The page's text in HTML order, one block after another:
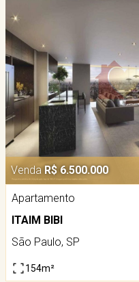
Venda R$ 6.500.000
Apartamento
ITAIM BIBI
São Paulo, SP
154m²